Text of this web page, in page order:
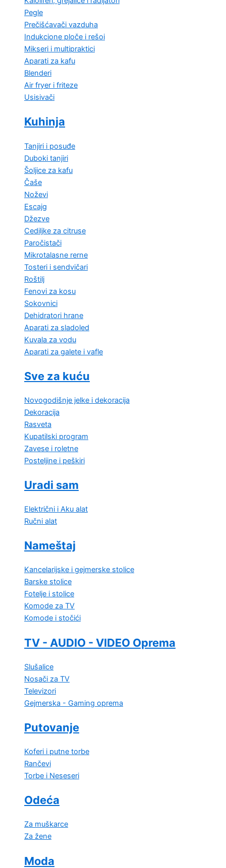
Pegle
Prečišćavači vazduha
Indukcione ploče i rešoi
Mikseri i multipraktici
Aparati za kafu
Blenderi
Air fryer i friteze
Usisivači
Kuhinja
Tanjiri i posuđe
Duboki tanjiri
Šoljice za kafu
Čaše
Noževi
Escajg
Džezve
Cediljke za citruse
Paročistači
Mikrotalasne rerne
Tosteri i sendvičari
Roštilj
Fenovi za kosu
Sokovnici
Dehidratori hrane
Aparati za sladoled
Kuvala za vodu
Aparati za galete i vafle
Sve za kuću
Novogodišnje jelke i dekoracija
Dekoracija
Rasveta
Kupatilski program
Zavese i roletne
Posteljine i peškiri
Uradi sam
Električni i Aku alat
Ručni alat
Nameštaj
Kancelarijske i gejmerske stolice
Barske stolice
Fotelje i stolice
Komode za TV
Komode i stočići
TV - AUDIO - VIDEO Oprema
Slušalice
Nosači za TV
Televizori
Gejmerska - Gaming oprema
Putovanje
Koferi i putne torbe
Rančevi
Torbe i Neseseri
Odeća
Za muškarce
Za žene
Moda